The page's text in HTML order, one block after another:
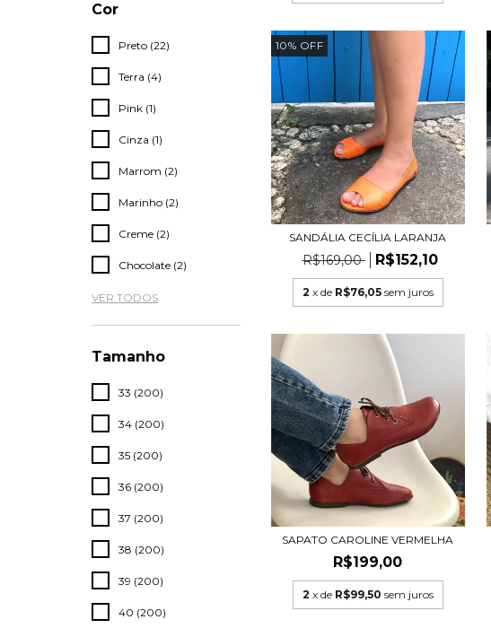
Cor
Preto (22)
Terra (4)
Pink (1)
Cinza (1)
Marrom (2)
Marinho (2)
Creme (2)
Chocolate (2)
VER TODOS
Tamanho
33 (200)
34 (200)
35 (200)
36 (200)
37 (200)
38 (200)
39 (200)
40 (200)
10% OFF
SANDÁLIA CECÍLIA LARANJA
R$169,00 R$152,10
2 x de R$76,05 sem juros
SAPATO CAROLINE VERMELHA
R$199,00
2 x de R$99,50 sem juros